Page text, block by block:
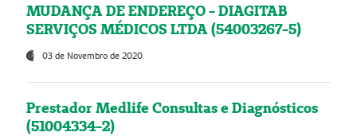
MUDANÇA DE ENDEREÇO - DIAGITAB
SERVIÇOS MÉDICOS LTDA (54003267-5)
03 de Novembro de 2020
Prestador Medlife Consultas e Diagnósticos
(51004334-2)